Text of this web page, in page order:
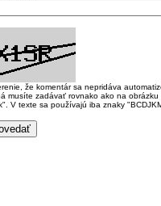
že komentár sa nepridáva
musíte zadávať rovnako ako na
V texte sa používajú iba znaky